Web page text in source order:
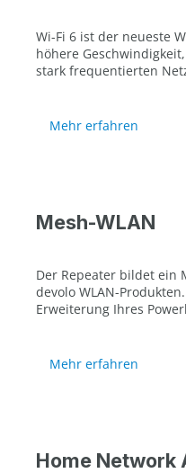
Wi-Fi 6 ist der neueste
höhere
stark frequentierten
Mehr erfahren
Mesh-WLAN
Der Repeater bildet ein
devolo WLAN-
Erweiterung Ihres
Mehr erfahren
Home Network